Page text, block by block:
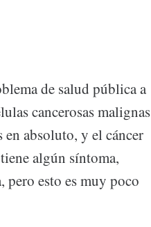
de salud pública a
cancerosas malignas
absoluto, y el cáncer
algún síntoma,
pero esto es muy poco